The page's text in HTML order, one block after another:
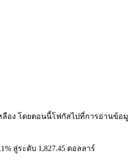
ลือง โดยตอนนี้โฟกัสไปที่การอ่านข้อ
สู่ระดับ 1,827.45 ดอลลาร์